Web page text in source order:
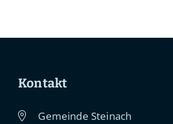
Kontakt
Gemeinde Steinach